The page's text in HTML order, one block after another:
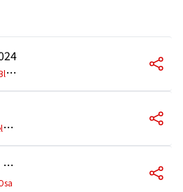
B
ee G's, Mayhem, Blond Juan
B
lond Juan, Jungelknugen & Bee G's
Packman feat. Generalen